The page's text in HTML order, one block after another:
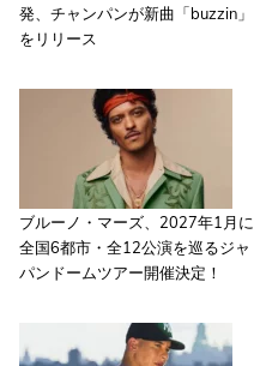
発、チャンパンが新曲「buzzin」
をリリース
ブルーノ・マーズ、2027年1月に
全国6都市・全12公演を巡るジャ
パンドームツアー開催決定！